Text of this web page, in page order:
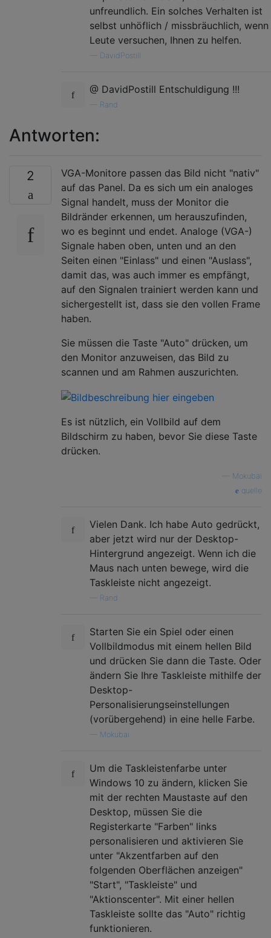
unfreundlich. Ein solches Verhalten ist
selbst unhöflich / missbräuchlich, wenn
Leute versuchen, Ihnen zu helfen.
DavidPostill
@ DavidPostill Entschuldigung !!!
Rand
Antworten:
2
VGA-Monitore passen das Bild nicht "nativ"
auf das Panel. Da es sich um ein analoges
Signal handelt, muss der Monitor die
Bildränder erkennen, um herauszufinden,
wo es beginnt und endet. Analoge (VGA-)
Signale haben oben, unten und an den
Seiten einen "Einlass" und einen "Auslass",
damit das, was auch immer es empfängt,
auf den Signalen trainiert werden kann und
sichergestellt ist, dass sie den vollen Frame
haben.
Sie müssen die Taste "Auto" drücken, um
den Monitor anzuweisen, das Bild zu
scannen und am Rahmen auszurichten.
Es ist nützlich, ein Vollbild auf dem
Bildschirm zu haben, bevor Sie diese Taste
drücken.
Mokubai
quelle
Vielen Dank. Ich habe Auto gedrückt,
aber jetzt wird nur der Desktop-
Hintergrund angezeigt. Wenn ich die
Maus nach unten bewege, wird die
Taskleiste nicht angezeigt.
Rand
Starten Sie ein Spiel oder einen
Vollbildmodus mit einem hellen Bild
und drücken Sie dann die Taste. Oder
ändern Sie Ihre Taskleiste mithilfe der
Desktop-
Personalisierungseinstellungen
(vorübergehend) in eine helle Farbe.
Mokubai
Um die Taskleistenfarbe unter
Windows 10 zu ändern, klicken Sie
mit der rechten Maustaste auf den
Desktop, müssen Sie die
Registerkarte "Farben" links
personalisieren und aktivieren Sie
unter "Akzentfarben auf den
folgenden Oberflächen anzeigen"
"Start", "Taskleiste" und
"Aktionscenter". Mit einer hellen
Taskleiste sollte das "Auto" richtig
funktionieren.